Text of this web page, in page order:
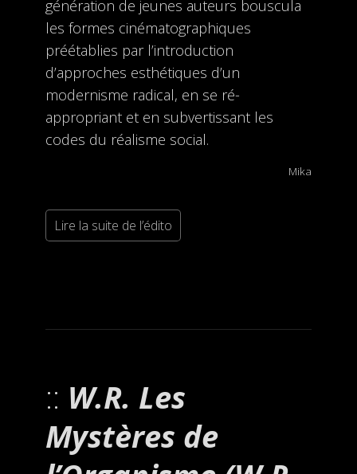
génération de jeunes auteurs bouscula
les formes cinématographiques
préétablies par l’introduction
d’approches esthétiques d’un
modernisme radical, en se ré-
appropriant et en subvertissant les
codes du réalisme social.
Mika
Lire la suite de l’édito
W.R. Les
Mystères de